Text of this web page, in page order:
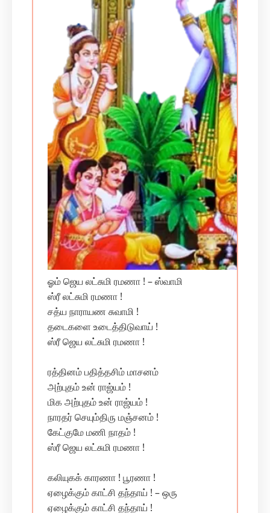
ஓம் ஜெய லட்சுமி ரமணா ! – ஸ்வாமி
ஸ்ரீ லட்சுமி ரமணா !
சத்ய நாராயண சுவாமி !
தடைகளை உடைத்திடுவாய் !
ஸ்ரீ ஜெய லட்சுமி ரமணா !
ரத்தினம் பதித்தசிம் மாசனம்
அற்புதம் உன் ராஜ்யம் !
மிக அற்புதம் உன் ராஜ்யம் !
நாரதர் செயும்திரு மஞ்சனம் !
கேட்குமே மணி நாதம் !
ஸ்ரீ ஜெய லட்சுமி ரமணா !
கலியுகக் காரணா ! பூரணா !
ஏழைக்கும் காட்சி தந்தாய் ! – ஒரு
ஏழைக்கும் காட்சி தந்தாய் !